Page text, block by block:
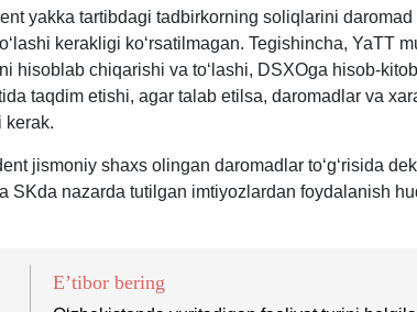
bobi
37-
bob
255-
m.
47-
bobi
yakka tartibdagi tadbirkorning soliqlarini daromad
kerakligi koʻrsatilmagan. Tegishincha, YaTT
hisoblab chiqarishi va toʻlashi, DSXOga hisob-
taqdim etishi, agar talab etilsa, daromadlar va
kerak.
jismoniy shaхs olingan daromadlar toʻgʻrisida
SKda nazarda tutilgan imtiyozlardan foydalanish
E’tibor bering